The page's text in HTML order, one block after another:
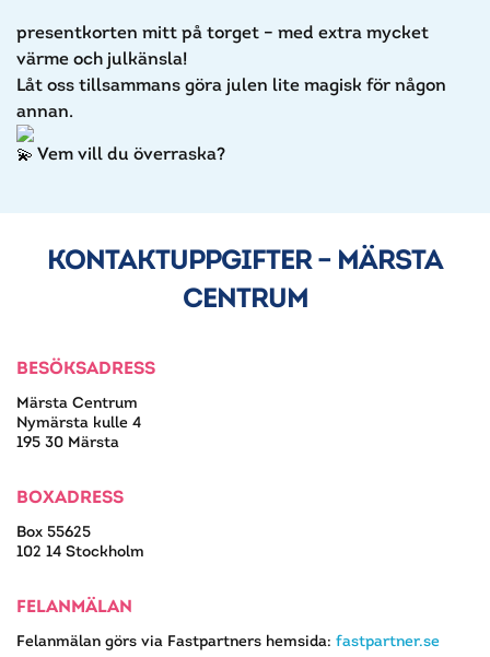
presentkorten mitt på torget – med extra mycket
värme och julkänsla!
Låt oss tillsammans göra julen lite magisk för någon
annan.
Vem vill du överraska?
KONTAKTUPPGIFTER – MÄRSTA
CENTRUM
BESÖKSADRESS
Märsta Centrum
Nymärsta kulle 4
195 30 Märsta
BOXADRESS
Box 55625
102 14 Stockholm
FELANMÄLAN
Felanmälan görs via Fastpartners hemsida: fastpartner.se